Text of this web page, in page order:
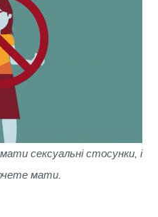
сексуальні стосунки, і
мати.